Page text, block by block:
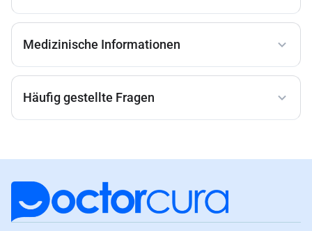
Medizinische Informationen
Häufig gestellte Fragen